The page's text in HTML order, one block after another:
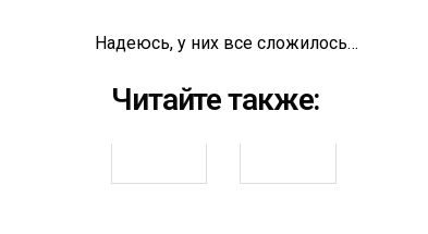
Надеюсь, у них все сложилось…
Читайте также: